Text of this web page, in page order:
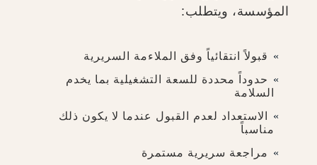
المؤسسة، ويتطلب:
قبولاً انتقائياً وفق الملاءمة السريرية
حدوداً محددة للسعة التشغيلية بما يخدم
السلامة
الاستعداد لعدم القبول عندما لا يكون ذلك
مناسباً
مراجعة سريرية مستمرة